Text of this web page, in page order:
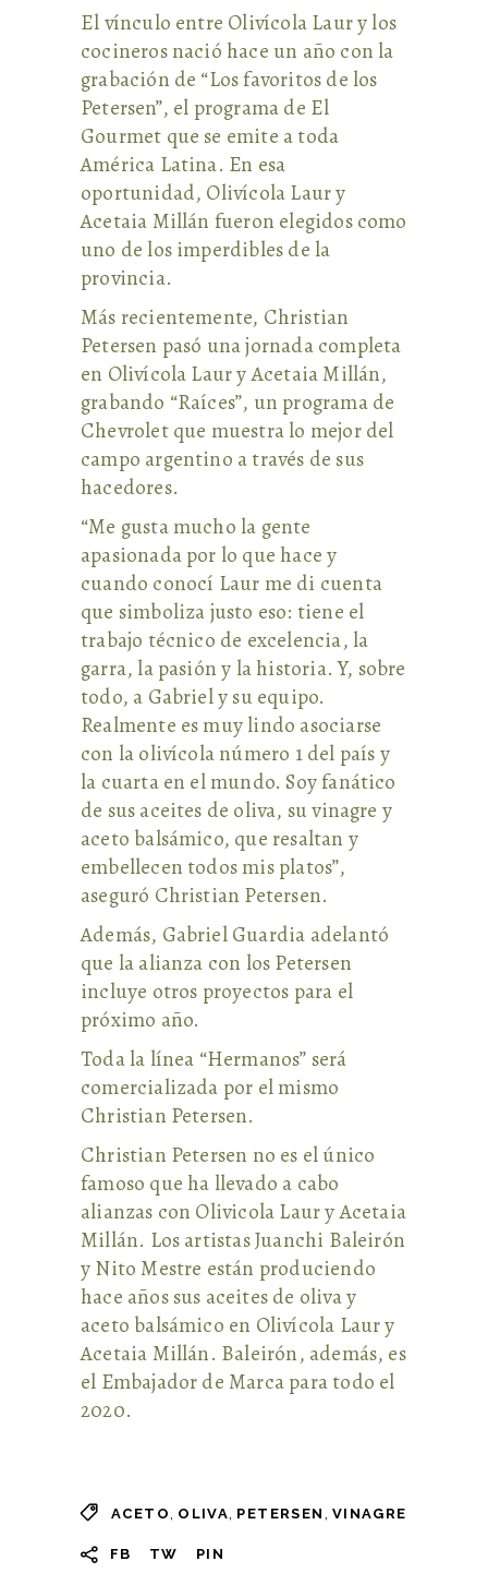
El vínculo entre Olivícola Laur y los
cocineros nació hace un año con la
grabación de “Los favoritos de los
Petersen”, el programa de El
Gourmet que se emite a toda
América Latina. En esa
oportunidad, Olivícola Laur y
Acetaia Millán fueron elegidos como
uno de los imperdibles de la
provincia.
Más recientemente, Christian
Petersen pasó una jornada completa
en Olivícola Laur y Acetaia Millán,
grabando “Raíces”, un programa de
Chevrolet que muestra lo mejor del
campo argentino a través de sus
hacedores.
“Me gusta mucho la gente
apasionada por lo que hace y
cuando conocí Laur me di cuenta
que simboliza justo eso: tiene el
trabajo técnico de excelencia, la
garra, la pasión y la historia. Y, sobre
todo, a Gabriel y su equipo.
Realmente es muy lindo asociarse
con la olivícola número 1 del país y
la cuarta en el mundo. Soy fanático
de sus aceites de oliva, su vinagre y
aceto balsámico, que resaltan y
embellecen todos mis platos”,
aseguró Christian Petersen.
Además, Gabriel Guardia adelantó
que la alianza con los Petersen
incluye otros proyectos para el
próximo año.
Toda la línea “Hermanos” será
comercializada por el mismo
Christian Petersen.
Christian Petersen no es el único
famoso que ha llevado a cabo
alianzas con Olivicola Laur y Acetaia
Millán. Los artistas Juanchi Baleirón
y Nito Mestre están produciendo
hace años sus aceites de oliva y
aceto balsámico en Olivícola Laur y
Acetaia Millán. Baleirón, además, es
el Embajador de Marca para todo el
2020.
ACETO, OLIVA, PETERSEN , VINAGRE
FB TW PIN